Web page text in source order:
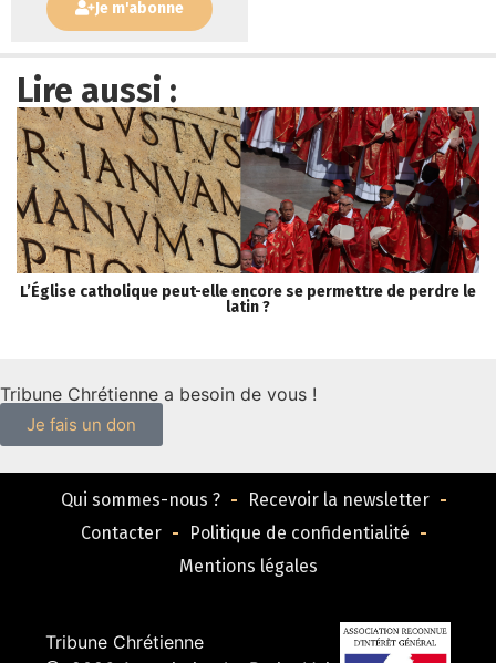
Je m'abonne
Lire aussi :
L’Église catholique peut-elle encore se permettre de perdre le
latin ?
Tribune Chrétienne a besoin de vous !
Je fais un don
Qui sommes-nous ?
Recevoir la newsletter
Contacter
Politique de confidentialité
Mentions légales
Tribune Chrétienne